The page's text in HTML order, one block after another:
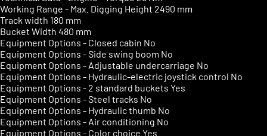
Working Range - Max. Digging Height 2490 mm
Track width 180 mm
Bucket Width 480 mm
Equipment Options - Closed cabin No
Equipment Options - Side swing boom No
Equipment Options - Adjustable undercarriage No
Equipment Options - Hydraulic-electric joystick control No
Equipment Options - 2 standard buckets Yes
Equipment Options - Steel tracks No
Equipment Options - Hydraulic thumb No
Equipment Options - Air conditioning No
Equipment Options - Color choice Yes